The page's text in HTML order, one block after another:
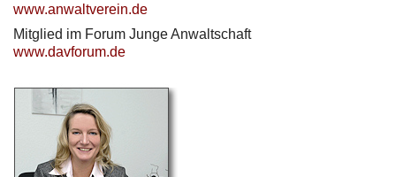
www.anwaltverein.de
Mitglied im Forum Junge Anwaltschaft
www.davforum.de